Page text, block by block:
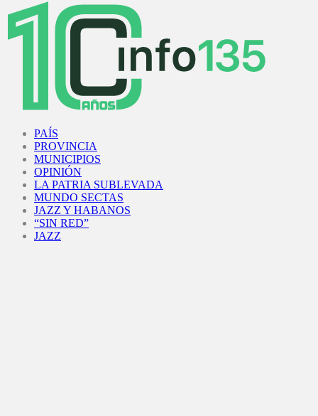
PAÍS
PROVINCIA
MUNICIPIOS
OPINIÓN
LA PATRIA SUBLEVADA
MUNDO SECTAS
JAZZ Y HABANOS
“SIN RED”
JAZZ